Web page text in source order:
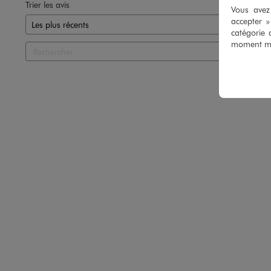
Trier les avis
Vous
accepter
catégorie
moment